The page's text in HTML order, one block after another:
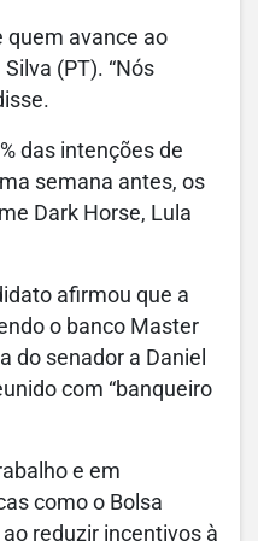
quem avance ao
(PT). “Nós
das intenções de
semana antes, os
Dark Horse, Lula
afirmou que a
o banco Master
do senador a Daniel
com “banqueiro
e em
como o Bolsa
reduzir incentivos à